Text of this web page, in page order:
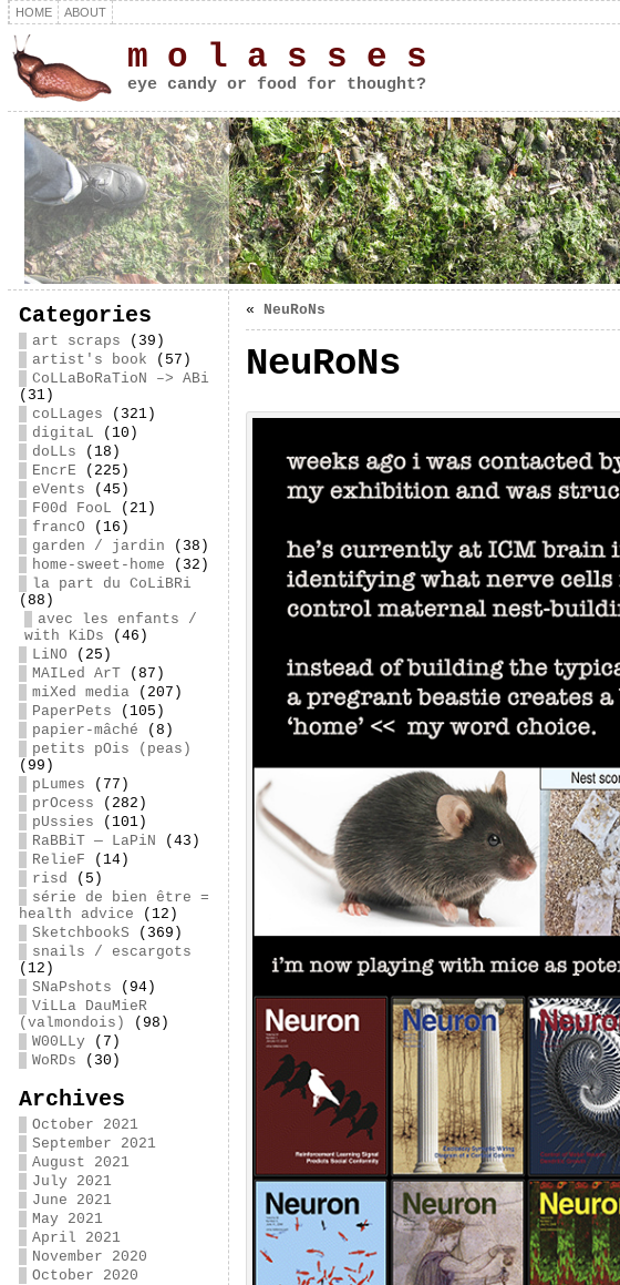
HOME ABOUT
m o l a s s e s
eye candy or food for thought?
Categories
art scraps (39)
artist's book (57)
CoLLaBoRaTioN –> ABi
(31)
coLLages (321)
digitaL (10)
doLLs (18)
EncrE (225)
eVents (45)
F00d FooL (21)
francO (16)
garden / jardin (38)
home-sweet-home (32)
la part du CoLiBRi
(88)
avec les enfants /
with KiDs (46)
LiNO (25)
MAILed ArT(87)
miXed media(207)
PaperPets (105)
papier-mâché (8)
petits pOis (peas)
(99)
pLumes (77)
prOcess (282)
pUssies (101)
RaBBiT — LaPiN (43)
RelieF (14)
risd (5)
série de bien être =
health advice (12)
SketchbookS (369)
snails / escargots
(12)
SNaPshots (94)
ViLLa DauMieR
(valmondois)
(98)
W00LLy(7)
WoRDs (30)
Archives
October 2021
September 2021
August 2021
July 2021
June 2021
May 2021
April 2021
November 2020
October 2020
« NeuRoNs
NeuRoNs